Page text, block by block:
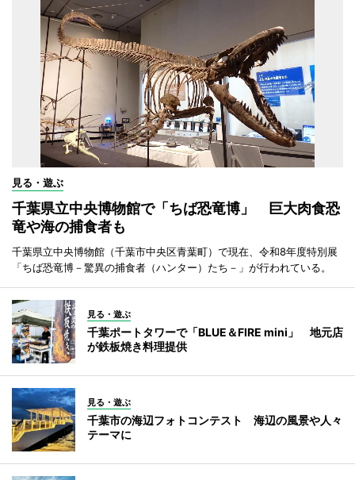
見る・遊ぶ
千葉県立中央博物館で「ちば恐竜博」 巨大肉食恐
竜や海の捕食者も
千葉県立中央博物館（千葉市中央区青葉町）で現在、令和8年度特別展
「ちば恐竜博－驚異の捕食者（ハンター）たち－」が行われている。
見る・遊ぶ
千葉ポートタワーで「BLUE＆FIRE mini」 地元店
が鉄板焼き料理提供
見る・遊ぶ
千葉市の海辺フォトコンテスト 海辺の風景や人々
テーマに